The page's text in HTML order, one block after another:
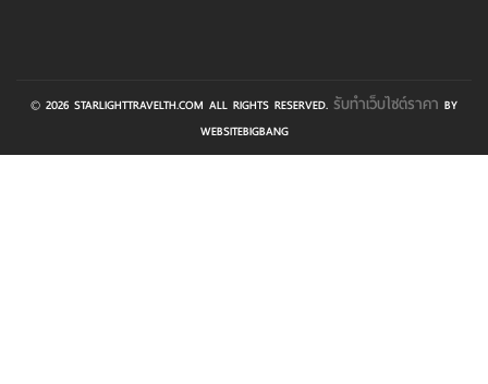
© 2026 STARLIGHTTRAVELTH.COM ALL RIGHTS RESERVED. รับทําเว็บไซต์ราคา BY
WEBSITEBIGBANG